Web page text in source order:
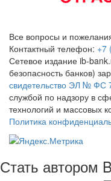
Все вопросы и
Контактный телефон: +7
Сетевое издание ib-
безопасность банков)
свидетельство ЭЛ № ФС
службой по надзору в
технологий и массовых
Политика
Стать автором